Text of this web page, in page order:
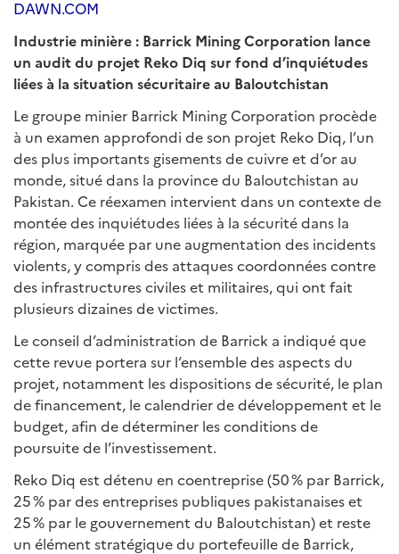
DAWN.COM
Industrie minière : Barrick Mining Corporation lance
un audit du projet Reko Diq sur fond d’inquiétudes
liées à la situation sécuritaire au Baloutchistan
Le groupe minier Barrick Mining Corporation procède
à un examen approfondi de son projet Reko Diq, l’un
des plus importants gisements de cuivre et d’or au
monde, situé dans la province du Baloutchistan au
Pakistan. Ce réexamen intervient dans un contexte de
montée des inquiétudes liées à la sécurité dans la
région, marquée par une augmentation des incidents
violents, y compris des attaques coordonnées contre
des infrastructures civiles et militaires, qui ont fait
plusieurs dizaines de victimes.
Le conseil d’administration de Barrick a indiqué que
cette revue portera sur l’ensemble des aspects du
projet, notamment les dispositions de sécurité, le plan
de financement, le calendrier de développement et le
budget, afin de déterminer les conditions de
poursuite de l’investissement.
Reko Diq est détenu en coentreprise (50 % par Barrick,
25 % par des entreprises publiques pakistanaises et
25 % par le gouvernement du Baloutchistan) et reste
un élément stratégique du portefeuille de Barrick,